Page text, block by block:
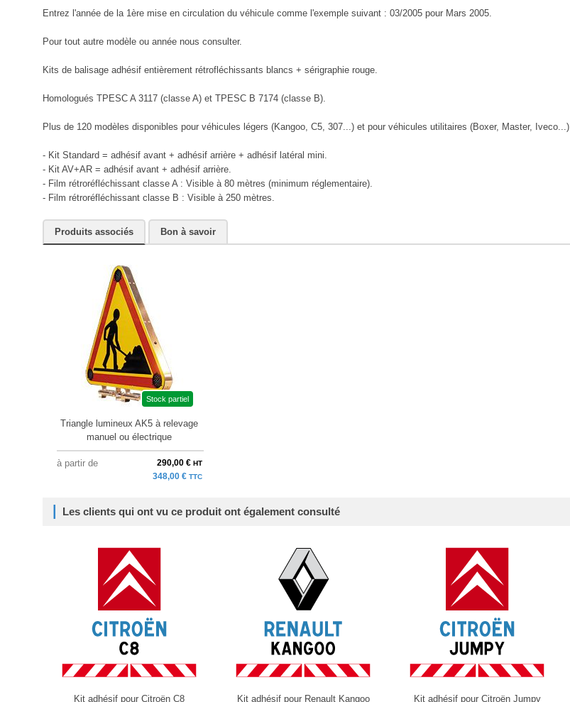
Entrez l'année de la 1ère mise en circulation du véhicule comme l'exemple suivant : 03/2005 pour Mars 2005.
Pour tout autre modèle ou année nous consulter.
Kits de balisage adhésif entièrement rétrofléchissants blancs + sérigraphie rouge.
Homologués TPESC A 3117 (classe A) et TPESC B 7174 (classe B).
Plus de 120 modèles disponibles pour véhicules légers (Kangoo, C5, 307...) et pour véhicules utilitaires (Boxer, Master, Iveco...).
- Kit Standard = adhésif avant + adhésif arrière + adhésif latéral mini.
- Kit AV+AR = adhésif avant + adhésif arrière.
- Film rétroréfléchissant classe A : Visible à 80 mètres (minimum réglementaire).
- Film rétroréfléchissant classe B : Visible à 250 mètres.
Produits associés Bon à savoir
Stock partiel
Triangle lumineux AK5 à relevage
manuel ou électrique
à partir de 290,00 € HT
348,00 € TTC
Les clients qui ont vu ce produit ont également consulté
Kit adhésif pour Citroën C8 Kit adhésif pour Renault Kangoo Kit adhésif pour Citroën Jumpy